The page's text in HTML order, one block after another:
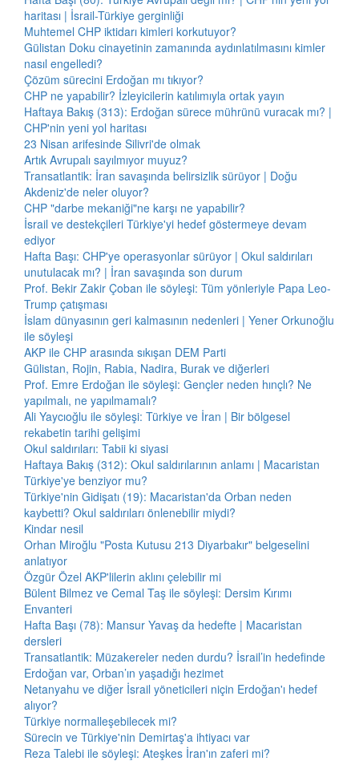
haritası | İsrail-Türkiye gerginliği
Muhtemel CHP iktidarı kimleri korkutuyor?
Gülistan Doku cinayetinin zamanında aydınlatılmasını kimler
nasıl engelledi?
Çözüm sürecini Erdoğan mı tıkıyor?
CHP ne yapabilir? İzleyicilerin katılımıyla ortak yayın
Haftaya Bakış (313): Erdoğan sürece mührünü vuracak mı? |
CHP'nin yeni yol haritası
23 Nisan arifesinde Silivri'de olmak
Artık Avrupalı sayılmıyor muyuz?
Transatlantik: İran savaşında belirsizlik sürüyor | Doğu
Akdeniz'de neler oluyor?
CHP "darbe mekaniği"ne karşı ne yapabilir?
İsrail ve destekçileri Türkiye'yi hedef göstermeye devam
ediyor
Hafta Başı: CHP'ye operasyonlar sürüyor | Okul saldırıları
unutulacak mı? | İran savaşında son durum
Prof. Bekir Zakir Çoban ile söyleşi: Tüm yönleriyle Papa Leo-
Trump çatışması
İslam dünyasının geri kalmasının nedenleri | Yener Orkunoğlu
ile söyleşi
AKP ile CHP arasında sıkışan DEM Parti
Gülistan, Rojin, Rabia, Nadira, Burak ve diğerleri
Prof. Emre Erdoğan ile söyleşi: Gençler neden hınçlı? Ne
yapılmalı, ne yapılmamalı?
Ali Yaycıoğlu ile söyleşi: Türkiye ve İran | Bir bölgesel
rekabetin tarihi gelişimi
Okul saldırıları: Tabii ki siyasi
Haftaya Bakış (312): Okul saldırılarının anlamı | Macaristan
Türkiye'ye benziyor mu?
Türkiye'nin Gidişatı (19): Macaristan'da Orban neden
kaybetti? Okul saldırıları önlenebilir miydi?
Kindar nesil
Orhan Miroğlu "Posta Kutusu 213 Diyarbakır" belgeselini
anlatıyor
Özgür Özel AKP'lilerin aklını çelebilir mi
Bülent Bilmez ve Cemal Taş ile söyleşi: Dersim Kırımı
Envanteri
Hafta Başı (78): Mansur Yavaş da hedefte | Macaristan
dersleri
Transatlantik: Müzakereler neden durdu? İsrail’in hedefinde
Erdoğan var, Orban’ın yaşadığı hezimet
Netanyahu ve diğer İsrail yöneticileri niçin Erdoğan'ı hedef
alıyor?
Türkiye normalleşebilecek mi?
Sürecin ve Türkiye'nin Demirtaş'a ihtiyacı var
Reza Talebi ile söyleşi: Ateşkes İran'ın zaferi mi?